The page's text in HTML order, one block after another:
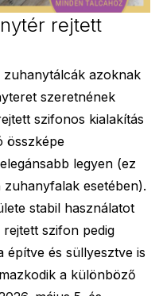
rejtett
azoknak
szeretnének
szifonos kialakítás
összképe
legyen (ez
esetében).
stabil használatot
szifon pedig
építve és süllyesztve is
a különböző